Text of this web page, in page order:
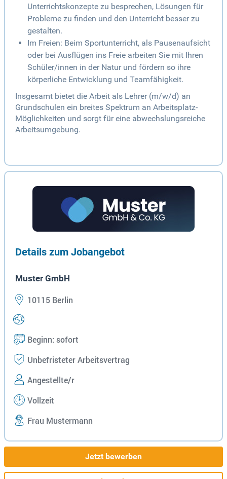
Unterrichtskonzepte zu besprechen, Lösungen für
Probleme zu finden und den Unterricht besser zu
gestalten.
Im Freien: Beim Sportunterricht, als Pausenaufsicht
oder bei Ausflügen ins Freie arbeiten Sie mit Ihren
Schüler/innen in der Natur und fördern so ihre
körperliche Entwicklung und Teamfähigkeit.
Insgesamt bietet die Arbeit als Lehrer (m/w/d) an
Grundschulen ein breites Spektrum an Arbeitsplatz-
Möglichkeiten und sorgt für eine abwechslungsreiche
Arbeitsumgebung.
Details zum Jobangebot
Muster GmbH
10115 Berlin
Beginn: sofort
Unbefristeter Arbeitsvertrag
Angestellte/r
Vollzeit
Frau Mustermann
Jetzt bewerben